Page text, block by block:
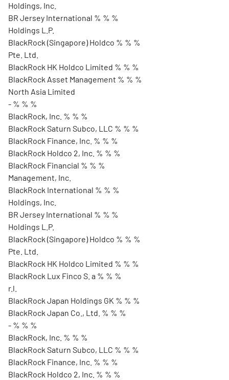
Holdings, Inc.
BR Jersey International % % %
Holdings L.P.
BlackRock (Singapore) Holdco % % %
Pte. Ltd.
BlackRock HK Holdco Limited % % %
BlackRock Asset Management % % %
North Asia Limited
- % % %
BlackRock, Inc. % % %
BlackRock Saturn Subco, LLC % % %
BlackRock Finance, Inc. % % %
BlackRock Holdco 2, Inc. % % %
BlackRock Financial % % %
Management, Inc.
BlackRock International % % %
Holdings, Inc.
BR Jersey International % % %
Holdings L.P.
BlackRock (Singapore) Holdco % % %
Pte. Ltd.
BlackRock HK Holdco Limited % % %
BlackRock Lux Finco S. a % % %
r.l.
BlackRock Japan Holdings GK % % %
BlackRock Japan Co., Ltd. % % %
- % % %
BlackRock, Inc. % % %
BlackRock Saturn Subco, LLC % % %
BlackRock Finance, Inc. % % %
BlackRock Holdco 2, Inc. % % %